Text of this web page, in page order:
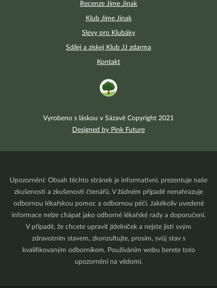
Recenze Jíme Jinak
Klub Jíme Jinak
Slevy pro Klubáky
Sdílej a získej Klub JJ zdarma
Kontakt
Vyrobeno s láskou v Sázavě Copyright 2021
Designed by Pink Future
Upozornění: Obsah těchto stránek je informativní, prezentuje naše
zkušenosti a zkušenosti čtenářů. V žádném případě nenahrazuje
odbornou lékařskou pomoc a odbornou péči. Jakékoliv uvedené
informace nelze chápat jako odborné lékařské rady a doporučení.
V případě, že chcete upravit jídelníček a nejste jistí svým
zdravotním stavem, zkonzultujte, prosím, svůj stav s
kvalifikovaným odborníkem. Používáním webu berete toto
upozornění na vědomí.